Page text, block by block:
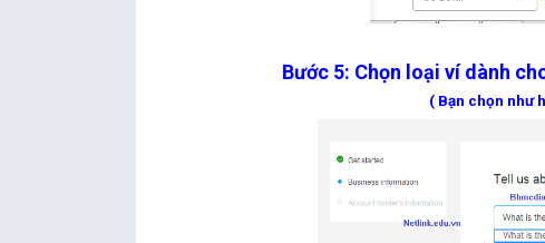
Bước 5: Chọn loại ví dành
( Bạn chọn như